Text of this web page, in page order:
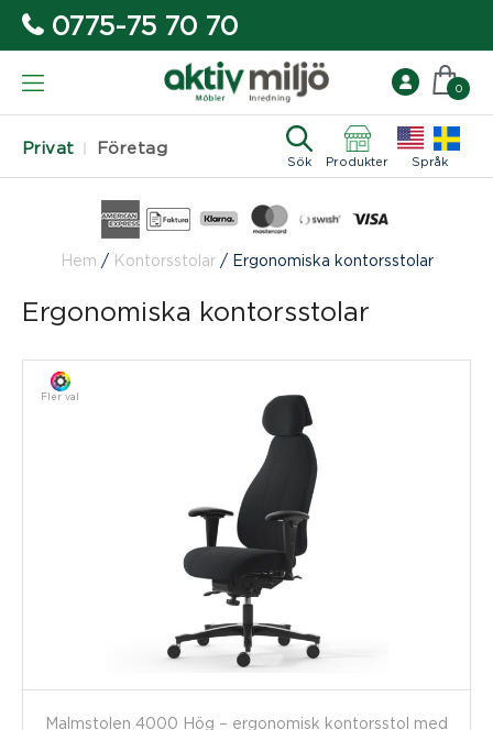
0775-75 70 70
Privat Företag
Sök Produkter Språk
0
Hem / Kontorsstolar/ Ergonomiska kontorsstolar
Ergonomiska kontorsstolar
Fler val
Malmstolen 4000 Hög – ergonomisk kontorsstol med